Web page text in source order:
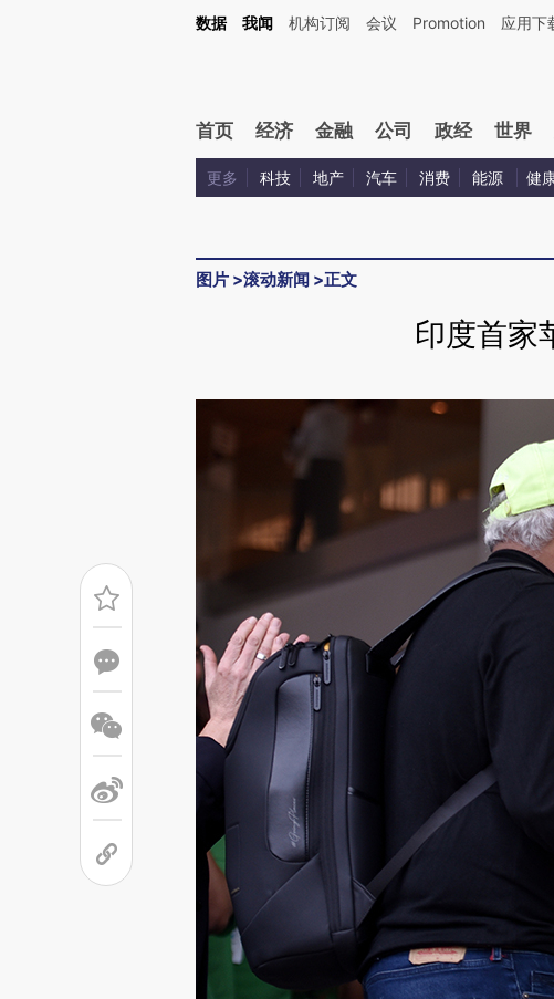
数据 我闻 机构订阅 会议 Promotion 应用下
首页 经济 金融 公司 政经 世界
更多 科技 地产 汽车 消费 能源 健
图片 >滚动新闻 >正文
印度首家